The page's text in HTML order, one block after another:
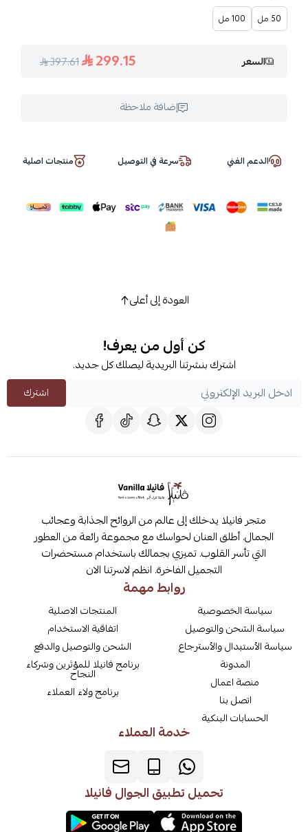
50 مل 100 مل
السعر 299.15
397.61
إضافة ملاحظة
الدعم الفني سرعة في التوصيل منتجات اصلية
العودة إلى أعلى
كن أول من يعرف!
اشترك بنشرتنا البريدية ليصلك كل جديد.
اشترك
متجر فانيلا يدخلك إلى عالم من الروائح الجذابة وعجائب
الجمال. أطلق العنان لحواسك مع مجموعة رائعة من العطور
التي تأسر القلوب. تميزي بجمالك باستخدام مستحضرات
التجميل الفاخرة. انظم لاسرتنا الان
روابط مهمة
سياسة الخصوصية
سياسة الشحن والتوصيل
سياسة الأستبدال والأسترجاع
المدونة
منصة اعمال
اتصل بنا
الحسابات البنكية
المنتجات الاصلية
اتفاقية الاستخدام
الشحن والتوصيل والدفع
برنامج فانيلا للمؤثرين وشركاء
النجاح
برنامج ولاء العملاء
خدمة العملاء
تحميل تطبيق الجوال فانيلا